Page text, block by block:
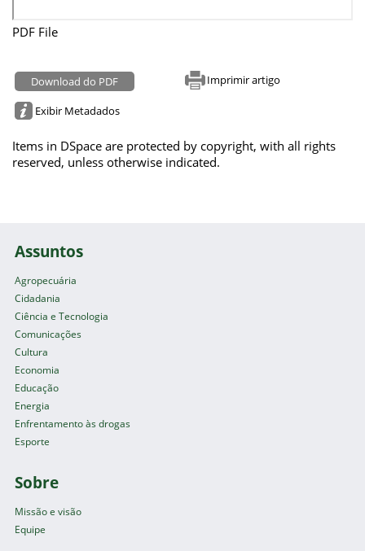
PDF File
Download do PDF Imprimir artigo
Exibir Metadados
Items in DSpace are protected by copyright, with all rights
reserved, unless otherwise indicated.
Assuntos
Agropecuária
Cidadania
Ciência e Tecnologia
Comunicações
Cultura
Economia
Educação
Energia
Enfrentamento às drogas
Esporte
Sobre
Missão e visão
Equipe